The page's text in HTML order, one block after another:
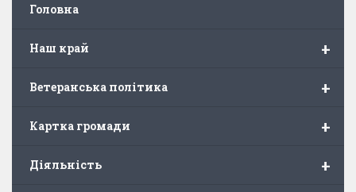
Головна
+
Наш край
+
Ветеранська політика
+
Картка громади
+
Діяльність